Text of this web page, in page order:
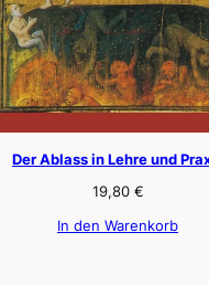
Der Ablass in Lehre und
19,80 €
In den Warenkorb